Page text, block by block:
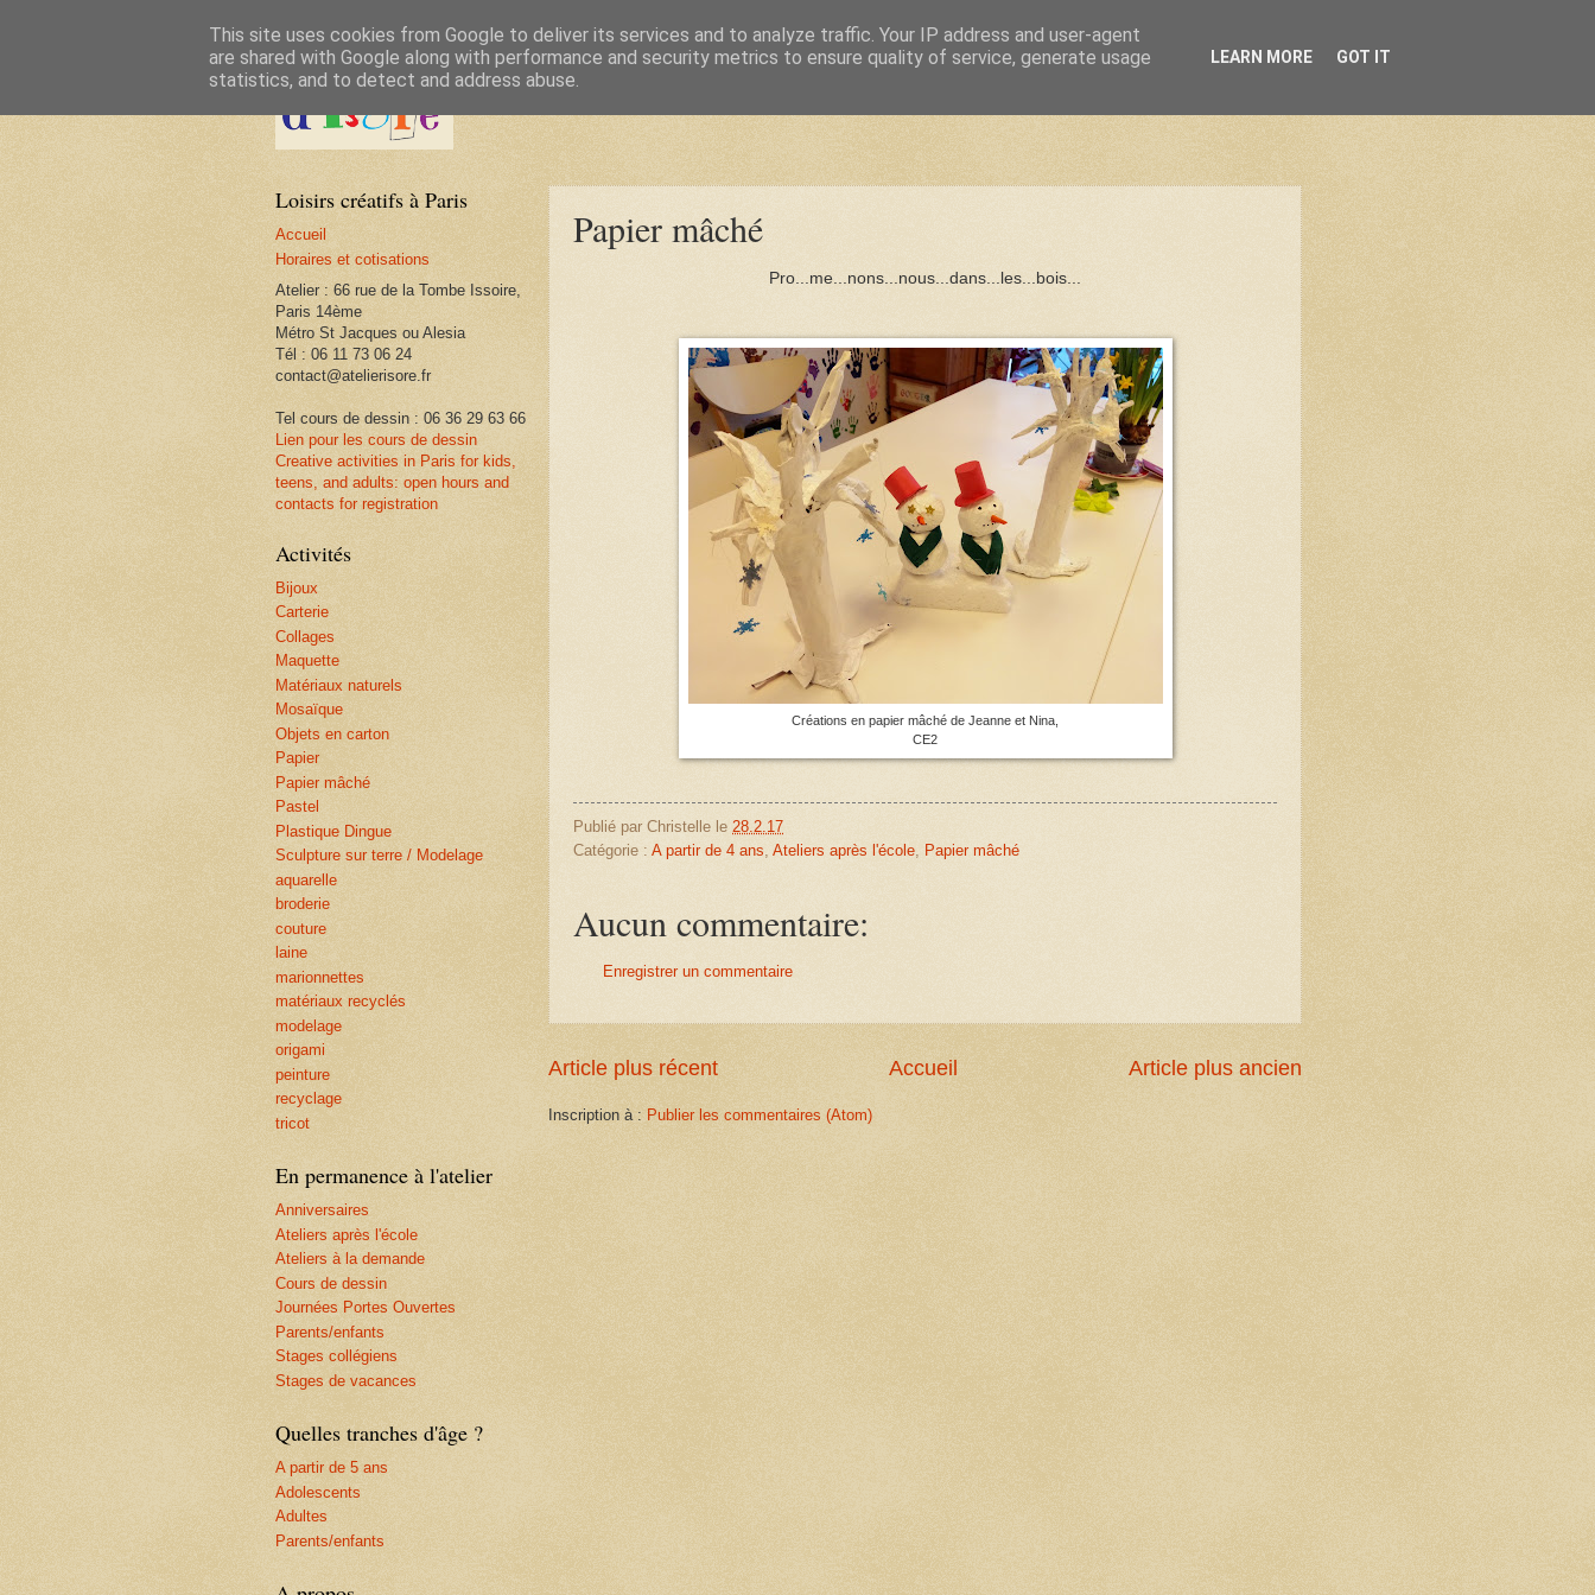
Papier mâché
Pro...me...nons...nous...dans...les...bois...
Créations en papier mâché de Jeanne et Nina,
CE2
Publié par Christelle le 28.2.17
Catégorie : A partir de 4 ans Ateliers après l'école Papier mâché
Aucun commentaire:
Enregistrer un commentaire
Article plus récent Article plus ancien
Accueil
Inscription à : Publier les commentaires (Atom)
Loisirs créatifs à Paris
Accueil
Horaires et cotisations
Atelier : 66 rue de la Tombe Issoire,
Paris 14ème
Métro St Jacques ou Alesia
Tél : 06 11 73 06 24
contact@atelierisore.fr
Tel cours de dessin : 06 36 29 63 66
Lien pour les cours de dessin
Creative activities in Paris for kids,
teens, and adults: open hours and
contacts for registration
Activités
Bijoux
Carterie
Collages
Maquette
Matériaux naturels
Mosaïque
Objets en carton
Papier
Papier mâché
Pastel
Plastique Dingue
Sculpture sur terre / Modelage
aquarelle
broderie
couture
laine
marionnettes
matériaux recyclés
modelage
origami
peinture
recyclage
tricot
En permanence à l'atelier
Anniversaires
Ateliers après l'école
Ateliers à la demande
Cours de dessin
Journées Portes Ouvertes
Parents/enfants
Stages collégiens
Stages de vacances
Quelles tranches d'âge ?
A partir de 5 ans
Adolescents
Adultes
Parents/enfants
This site uses cookies from Google to deliver its services and to analyze traffic. Your IP address and user-agent
are shared with Google along with performance and security metrics to ensure quality of service, generate usage
statistics, and to detect and address abuse.
LEARN MORE GOT IT